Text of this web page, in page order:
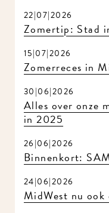
22|07|2026
Zomertip: Stad
15|07|2026
Zomerreces in
30|06|2026
Alles over onze
in 2025
26|06|2026
Binnenkort:
24|06|2026
MidWest nu ook